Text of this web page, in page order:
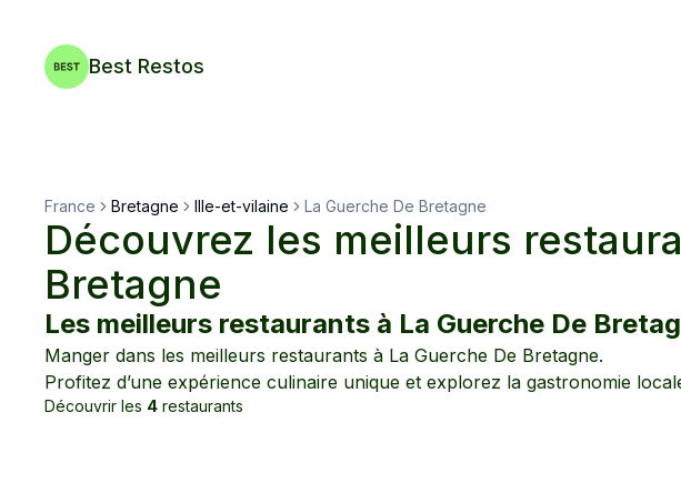
Best Restos
France Bretagne Ille-et-vilaine La Guerche De Bretagne
Découvrez les meilleurs
Bretagne
Les meilleurs restaurants à La Guerche De
Manger dans les meilleurs restaurants à La Guerche De Bretagne.
Profitez d’une expérience culinaire unique et explorez la gastronomie
Découvrir les 4 restaurants